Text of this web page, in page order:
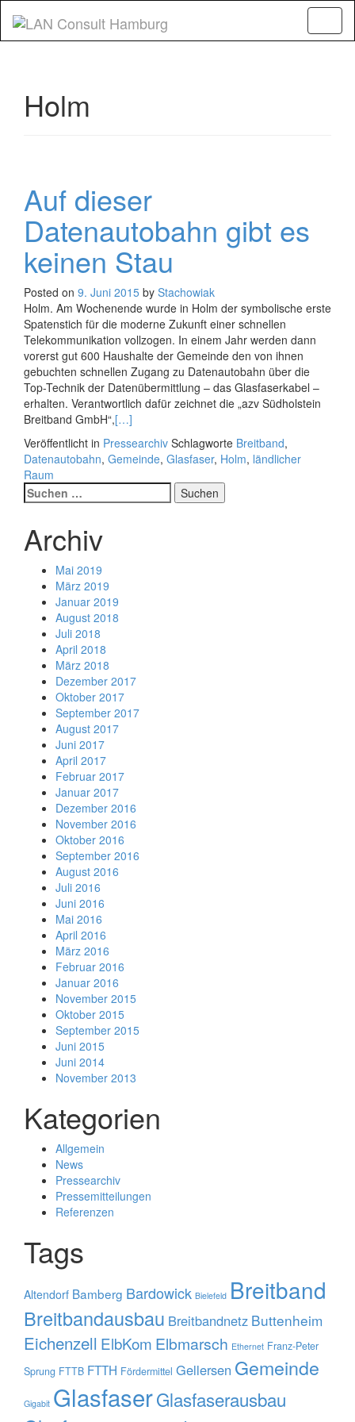
Holm
Auf dieser
Datenautobahn gibt es
keinen Stau
Posted on 9. Juni 2015 by Stachowiak
Holm. Am Wochenende wurde in Holm der symbolische erste
Spatenstich für die moderne Zukunft einer schnellen
Telekommunikation vollzogen. In einem Jahr werden dann
vorerst gut 600 Haushalte der Gemeinde den von ihnen
gebuchten schnellen Zugang zu Datenautobahn über die
Top-Technik der Datenübermittlung – das Glasfaserkabel –
erhalten. Verantwortlich dafür zeichnet die „azv Südholstein
Breitband GmbH“,[…]
Veröffentlicht in Pressearchiv Schlagworte Breitband,
Datenautobahn, Gemeinde, Glasfaser, Holm, ländlicher
Raum
Posts
navigation
Suchen
nach:
Archiv
Mai 2019
März 2019
Januar 2019
August 2018
Juli 2018
April 2018
März 2018
Dezember 2017
Oktober 2017
September 2017
August 2017
Juni 2017
April 2017
Februar 2017
Januar 2017
Dezember 2016
November 2016
Oktober 2016
September 2016
August 2016
Juli 2016
Juni 2016
Mai 2016
April 2016
März 2016
Februar 2016
Januar 2016
November 2015
Oktober 2015
September 2015
Juni 2015
Juni 2014
November 2013
Kategorien
Allgemein
News
Pressearchiv
Pressemitteilungen
Referenzen
Tags
Altendorf Bamberg Bardowick Bielefeld Breitband
Breitbandausbau Breitbandnetz Buttenheim
Eichenzell ElbKom Elbmarsch Ethernet Franz-Peter
Sprung FTTB FTTH Fördermittel Gellersen Gemeinde
Gigabit GlasfaserGlasfaserausbau